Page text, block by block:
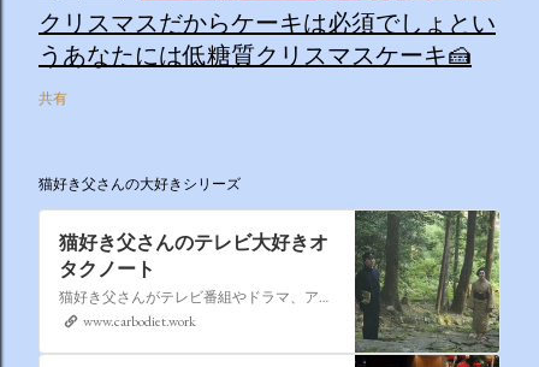
クリスマスだからケーキは必須でしょとい
うあなたには低糖質クリスマスケーキ🍰
共有
猫好き父さんの大好きシリーズ
猫好き父さんのテレビ大好きオ
タクノート
猫好き父さんがテレビ番組やドラマ、アニメ、特撮ヒーロー,そしてダイエットについて書いたブログです。
www.carbodiet.work